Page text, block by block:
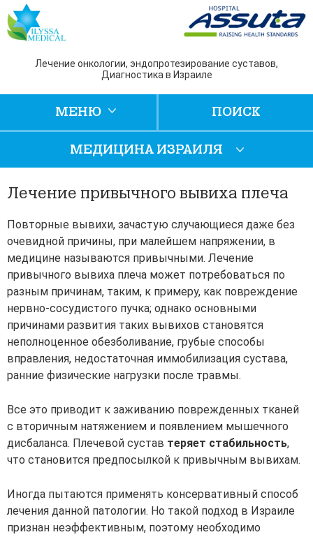
Лечение онкологии, эндопротезирование суставов,
Диагностика в Израиле
ПОИСК
МЕНЮ
Лечение привычного вывиха плеча
Повторные вывихи, зачастую случающиеся даже без
очевидной причины, при малейшем напряжении, в
медицине называются привычными. Лечение
привычного вывиха плеча может потребоваться по
разным причинам, таким, к примеру, как повреждение
нервно-сосудистого пучка; однако основными
причинами развития таких вывихов становятся
неполноценное обезболивание, грубые способы
вправления, недостаточная иммобилизация сустава,
ранние физические нагрузки после травмы.
Все это приводит к заживанию поврежденных тканей
с вторичным натяжением и появлением мышечного
дисбаланса. Плечевой сустав теряет стабильность,
что становится предпосылкой к привычным вывихам.
Иногда пытаются применять консервативный способ
лечения данной патологии. Но такой подход в Израиле
признан неэффективным, поэтому необходимо
МЕДИЦИНА ИЗРАИЛЯ